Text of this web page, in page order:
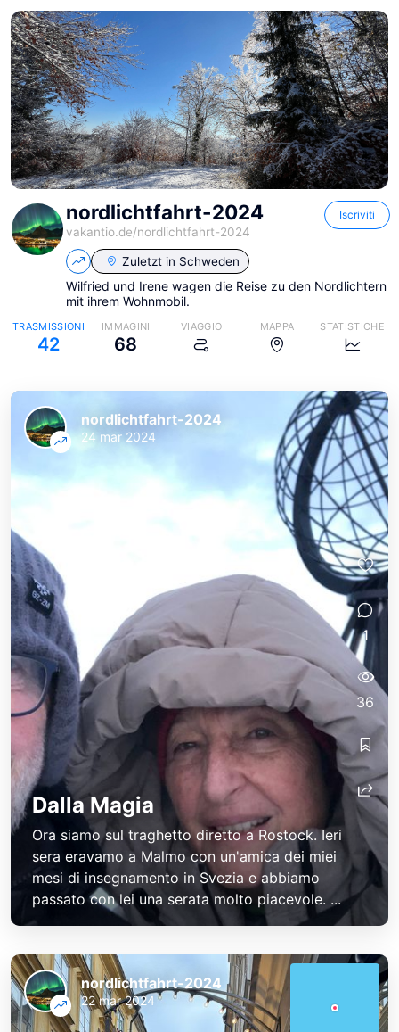
nordlichtfahrt-2024
vakantio.de/nordlichtfahrt-2024
Iscriviti
Zuletzt in Schweden
Wilfried und Irene wagen die Reise zu den Nordlichtern
mit ihrem Wohnmobil.
TRASMISSIONI
42
IMMAGINI
68
VIAGGIO MAPPA STATISTICHE
Dalla Magia
Ora siamo sul traghetto diretto a Rostock. Ieri
sera eravamo a Malmo con un'amica dei miei
mesi di insegnamento in Svezia e abbiamo
passato con lei una serata molto piacevole. ...
nordlichtfahrt-2024
24 mar 2024
1
36
nordlichtfahrt-2024
22 mar 2024